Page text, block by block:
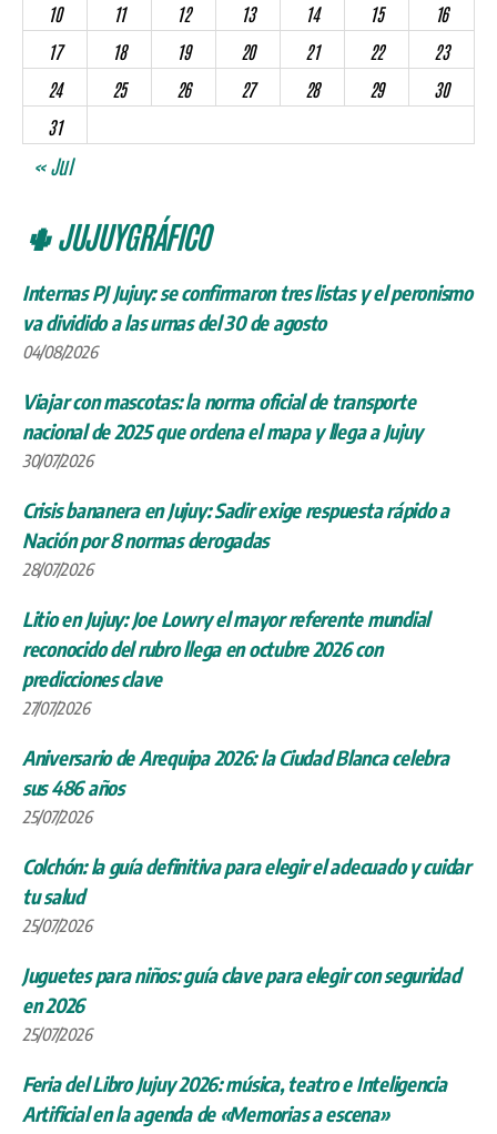
10
11 12 13 14 15
16
17
18 19 20 21 22
23
24
25 26 27 28 29
30
31
« Jul
🌵 JUJUYGRÁFICO
Internas PJ Jujuy: se confirmaron tres listas y el peronismo
va dividido a las urnas del 30 de agosto
04/08/2026
Viajar con mascotas: la norma oficial de transporte
nacional de 2025 que ordena el mapa y llega a Jujuy
30/07/2026
Crisis bananera en Jujuy: Sadir exige respuesta rápido a
Nación por 8 normas derogadas
28/07/2026
Litio en Jujuy: Joe Lowry el mayor referente mundial
reconocido del rubro llega en octubre 2026 con
predicciones clave
27/07/2026
Aniversario de Arequipa 2026: la Ciudad Blanca celebra
sus 486 años
25/07/2026
Colchón: la guía definitiva para elegir el adecuado y cuidar
tu salud
25/07/2026
Juguetes para niños: guía clave para elegir con seguridad
en 2026
25/07/2026
Feria del Libro Jujuy 2026: música, teatro e Inteligencia
Artificial en la agenda de «Memorias a escena»